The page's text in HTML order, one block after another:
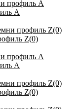
А
Z(0)
А
Z(0)